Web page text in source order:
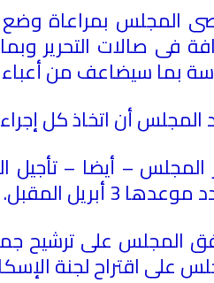
المجلس بمراعاة وضع
فى صالات التحرير
بما سيضاعف من أعباء
المجلس أن اتخاذ كل
المجلس – أيضا – تأجيل
3 أبريل المقبل
.
المجلس على ترشيح
على اقتراح لجنة